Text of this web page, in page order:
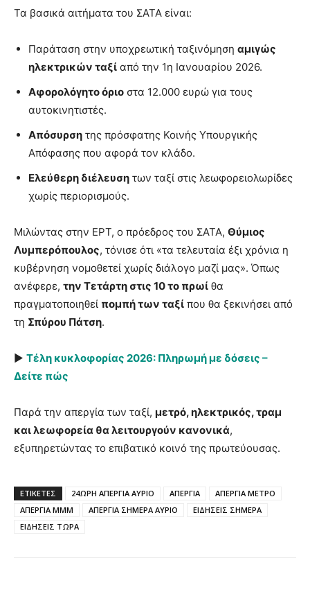
Τα βασικά αιτήματα του ΣΑΤΑ είναι:
Παράταση στην υποχρεωτική ταξινόμηση αμιγώς
ηλεκτρικών ταξί από την 1η Ιανουαρίου 2026.
Αφορολόγητο όριο στα 12.000 ευρώ για τους
αυτοκινητιστές.
Απόσυρση της πρόσφατης Κοινής Υπουργικής
Απόφασης που αφορά τον κλάδο.
Ελεύθερη διέλευση των ταξί στις λεωφορειολωρίδες
χωρίς περιορισμούς.
Μιλώντας στην ΕΡΤ, ο πρόεδρος του ΣΑΤΑ, Θύμιος
Λυμπερόπουλος, τόνισε ότι «τα τελευταία έξι χρόνια η
κυβέρνηση νομοθετεί χωρίς διάλογο μαζί μας». Όπως
ανέφερε, την Τετάρτη στις 10 το πρωί θα
πραγματοποιηθεί πομπή των ταξί που θα ξεκινήσει από
τη Σπύρου Πάτση.
► Τέλη κυκλοφορίας 2026: Πληρωμή με δόσεις –
Δείτε πώς
Παρά την απεργία των ταξί, μετρό, ηλεκτρικός, τραμ
και λεωφορεία θα λειτουργούν κανονικά,
εξυπηρετώντας το επιβατικό κοινό της πρωτεύουσας.
ΕΤΙΚΈΤΕΣ 24ΩΡΗ ΑΠΕΡΓΙΑ ΑΥΡΙΟ ΑΠΕΡΓΙΑ
ΑΠΕΡΓΙΑ ΜΕΤΡΟ
ΑΠΕΡΓΙΑ ΜΜΜ
ΑΠΕΡΓΙΑ ΣΗΜΕΡΑ ΑΥΡΙΟ
ΕΙΔΗΣΕΙΣ ΣΗΜΕΡΑ
ΕΙΔΗΣΕΙΣ ΤΩΡΑ